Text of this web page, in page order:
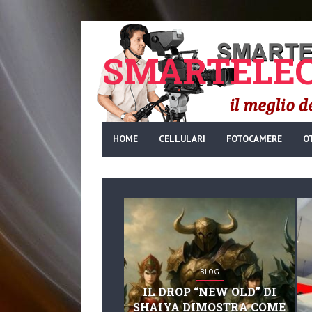
HOME CELLULARI FOTOCAMERE
BLOG
IL DROP “NEW OLD” DI
SHAIYA DIMOSTRA COME